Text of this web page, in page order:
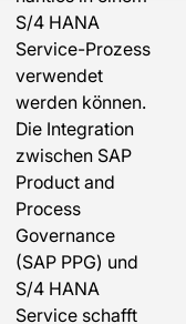
S/4 HANA
Service-Prozess
verwendet
werden können.
Die Integration
zwischen SAP
Product and
Process
Governance
(SAP PPG) und
S/4 HANA
Service schafft